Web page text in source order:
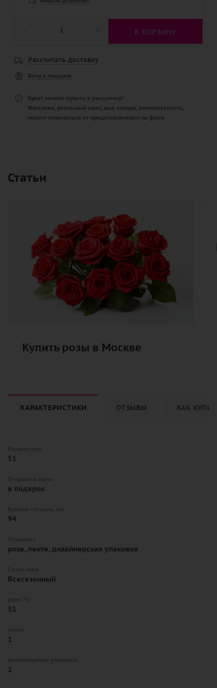
В КОРЗИНУ
Рассчитать доставку
Хочу в подарок
Букет можно купить в рассрочку!
Упаковка, реальный цвет, вид товара, комплектность,
может отличаться от представленного на фото.
Статьи
Купить розы в Москве
ХАРАКТЕРИСТИКИ ОТЗЫВЫ КАК
51
в подарок
94
роза, лента, дизайнерская упаковка
Всесезонный
51
1
1